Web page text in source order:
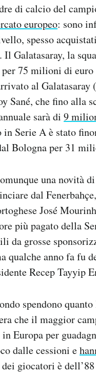
di calcio del
europeo: sono
spesso
Il Galatasaray, la
per 75 milioni di
al Galatasaray
Sané, che fino alla
sarà di 9
in Serie A è stato
Bologna per 31
una novità
dal
José
più pagato della
da grosse
qualche anno fa fu
Recep Tayyip
spendono
che il maggior
Europa per
dalle cessioni e
giocatori è